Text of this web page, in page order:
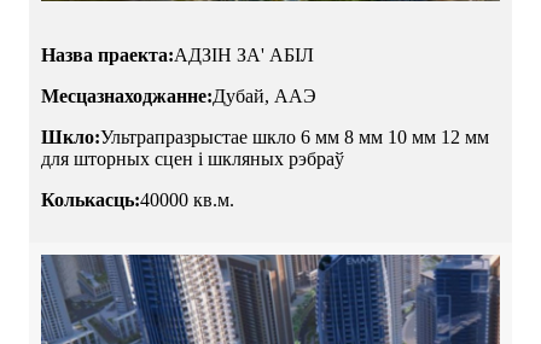
Назва праекта:АДЗІН ЗА' АБІЛ
Месцазнаходжанне:Дубай, ААЭ
Шкло:Ультрапразрыстае шкло 6 мм 8 мм 10 мм 12 мм
для шторных сцен і шкляных рэбраў
Колькасць:40000 кв.м.